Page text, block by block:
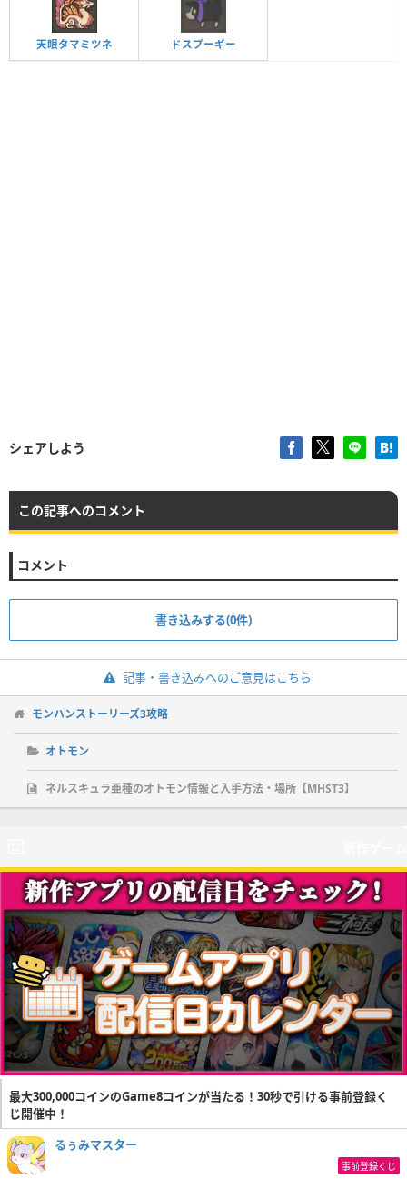
天眼タマミツネ ドスプーギー
シェアしよう
この記事へのコメント
コメント
書き込みする(0件)
記事・書き込みへのご意見はこちら
モンハンストーリーズ3攻略
オトモン
ネルスキュラ亜種のオトモン情報と入手方法・場所【MHST3】
最大300,000コインのGame8コインが当たる！30秒で引ける事前登録く
じ開催中！
るぅみマスター
事前登録くじ